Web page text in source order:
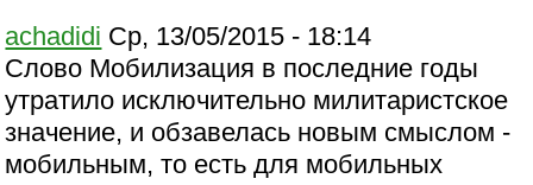
achadidi Ср, 13/05/2015 - 18:14
Слово Мобилизация в последние годы
утратило исключительно милитаристское
значение, и обзавелась новым смыслом -
мобильным, то есть для мобильных